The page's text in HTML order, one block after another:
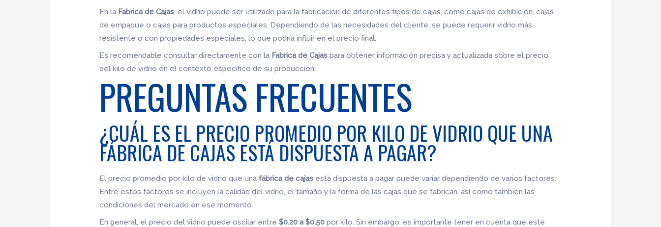
En la Fabrica de Cajas, el vidrio puede ser utilizado para la fabricación de diferentes tipos de cajas, como cajas de exhibición, cajas
de empaque o cajas para productos especiales. Dependiendo de las necesidades del cliente, se puede requerir vidrio más
resistente o con propiedades especiales, lo que podría influir en el precio final.
Es recomendable consultar directamente con la Fabrica de Cajas para obtener información precisa y actualizada sobre el precio
del kilo de vidrio en el contexto específico de su producción.
PREGUNTAS FRECUENTES
¿CUÁL ES EL PRECIO PROMEDIO POR KILO DE VIDRIO QUE UNA
FÁBRICA DE CAJAS ESTÁ DISPUESTA A PAGAR?
El precio promedio por kilo de vidrio que una fábrica de cajas está dispuesta a pagar puede variar dependiendo de varios factores.
Entre estos factores se incluyen la calidad del vidrio, el tamaño y la forma de las cajas que se fabrican, así como también las
condiciones del mercado en ese momento.
En general, el precio del vidrio puede oscilar entre$0.20 a $0.50 por kilo. Sin embargo, es importante tener en cuenta que este